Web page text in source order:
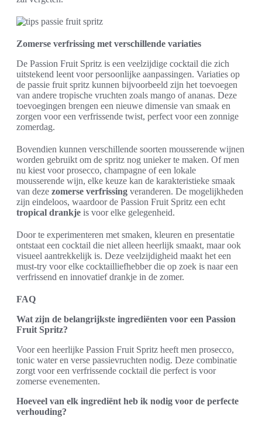
Zomerse verfrissing met verschillende variaties
De Passion Fruit Spritz is een veelzijdige cocktail die zich
uitstekend leent voor persoonlijke aanpassingen. Variaties op
de passie fruit spritz kunnen bijvoorbeeld zijn het toevoegen
van andere tropische vruchten zoals mango of ananas. Deze
toevoegingen brengen een nieuwe dimensie van smaak en
zorgen voor een verfrissende twist, perfect voor een zonnige
zomerdag.
Bovendien kunnen verschillende soorten mousserende wijnen
worden gebruikt om de spritz nog unieker te maken. Of men
nu kiest voor prosecco, champagne of een lokale
mousserende wijn, elke keuze kan de karakteristieke smaak
van deze zomerse verfrissing veranderen. De mogelijkheden
zijn eindeloos, waardoor de Passion Fruit Spritz een echt
tropical drankje is voor elke gelegenheid.
Door te experimenteren met smaken, kleuren en presentatie
ontstaat een cocktail die niet alleen heerlijk smaakt, maar ook
visueel aantrekkelijk is. Deze veelzijdigheid maakt het een
must-try voor elke cocktailliefhebber die op zoek is naar een
verfrissend en innovatief drankje in de zomer.
FAQ
Wat zijn de belangrijkste ingrediënten voor een Passion
Fruit Spritz?
Voor een heerlijke Passion Fruit Spritz heeft men prosecco,
tonic water en verse passievruchten nodig. Deze combinatie
zorgt voor een verfrissende cocktail die perfect is voor
zomerse evenementen.
Hoeveel van elk ingrediënt heb ik nodig voor de perfecte
verhouding?